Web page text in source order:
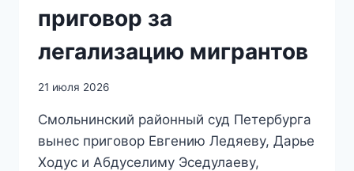
приговор за
легализацию мигрантов
21 июля 2026
Смольнинский районный суд Петербурга
вынес приговор Евгению Ледяеву, Дарье
Ходус и Абдуселиму Эседулаеву,